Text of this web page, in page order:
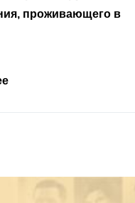
проживающего в